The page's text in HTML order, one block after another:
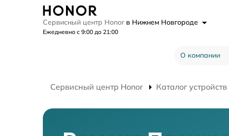
Сервисный центр Honor в Нижнем Новгороде
Ежедневно с 9:00 до 21:00
О компании
Сервисный центр Honor Каталог устройств